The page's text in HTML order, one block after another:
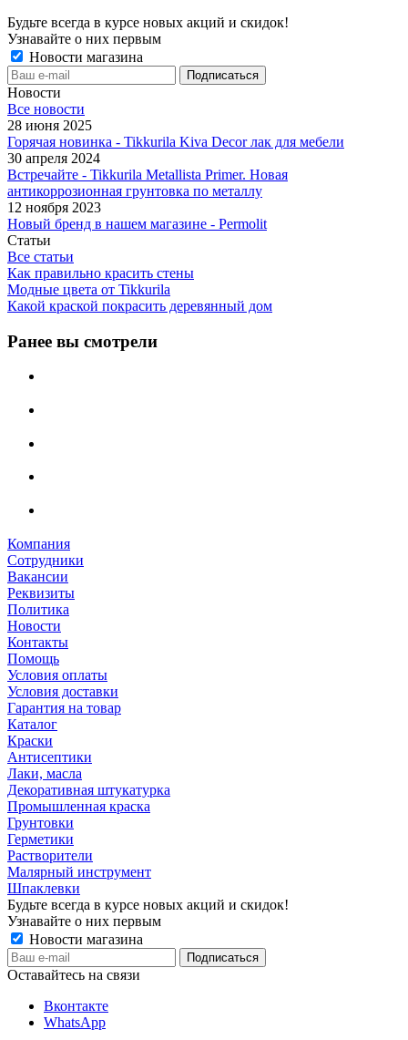
Будьте всегда в курсе новых акций и скидок!
Узнавайте о них первым
Новости магазина
Новости
Все новости
28 июня 2025
Горячая новинка - Tikkurila Kiva Decor лак для мебели
30 апреля 2024
Встречайте - Tikkurila Metallista Primer. Новая
антикоррозионная грунтовка по металлу
12 ноября 2023
Новый бренд в нашем магазине - Permolit
Статьи
Все статьи
Как правильно красить стены
Модные цвета от Tikkurila
Какой краской покрасить деревянный дом
Ранее вы смотрели
Компания
Сотрудники
Вакансии
Реквизиты
Политика
Новости
Контакты
Помощь
Условия оплаты
Условия доставки
Гарантия на товар
Каталог
Краски
Антисептики
Лаки, масла
Декоративная штукатурка
Промышленная краска
Грунтовки
Герметики
Растворители
Малярный инструмент
Шпаклевки
Будьте всегда в курсе новых акций и скидок!
Узнавайте о них первым
Новости магазина
Оставайтесь на связи
Вконтакте
WhatsApp